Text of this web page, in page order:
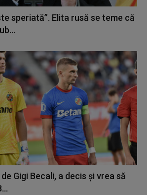
speriată”. Elita rusă se teme că
Gigi Becali, a decis și vrea să